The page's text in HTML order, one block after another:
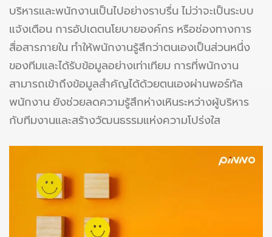
บริหารและพนักงานเป็นไปอย่างราบรื่น ไม่ว่าจะเป็นระบบ
แจ้งเตือน การอัปเดตนโยบายองค์กร หรือช่องทางการ
สื่อสารภายใน ทำให้พนักงานรู้สึกว่าตนเองเป็นส่วนหนึ่ง
ของทีมและได้รับข้อมูลอย่างเท่าเทียม การที่พนักงาน
สามารถเข้าถึงข้อมูลสำคัญได้ด้วยตนเองผ่านพอร์ทัล
พนักงาน ยังช่วยลดความรู้สึกห่างเหินระหว่างผู้บริหาร
กับทีมงานและสร้างวัฒนธรรมแห่งความโปร่งใส